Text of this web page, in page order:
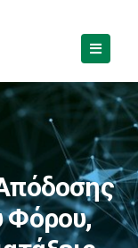
Φόρου,